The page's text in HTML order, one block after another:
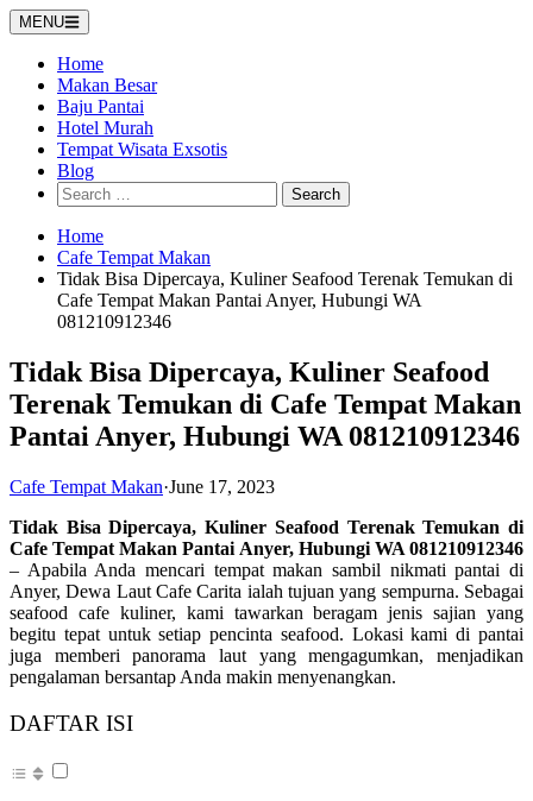
Skip
to
content
MENU
Home
Makan Besar
Baju Pantai
Hotel Murah
Tempat Wisata Exsotis
Blog
Search
for:
Home
Cafe Tempat Makan
Tidak Bisa Dipercaya, Kuliner Seafood Terenak Temukan di
Cafe Tempat Makan Pantai Anyer, Hubungi WA
081210912346
Tidak Bisa Dipercaya, Kuliner Seafood
Terenak Temukan di Cafe Tempat Makan
Pantai Anyer, Hubungi WA 081210912346
Cafe Tempat Makan·June 17, 2023
Tidak Bisa Dipercaya, Kuliner Seafood Terenak Temukan di
Cafe Tempat Makan Pantai Anyer, Hubungi WA 081210912346
– Apabila Anda mencari tempat makan sambil nikmati pantai di
Anyer, Dewa Laut Cafe Carita ialah tujuan yang sempurna. Sebagai
seafood cafe kuliner, kami tawarkan beragam jenis sajian yang
begitu tepat untuk setiap pencinta seafood. Lokasi kami di pantai
juga memberi panorama laut yang mengagumkan, menjadikan
pengalaman bersantap Anda makin menyenangkan.
DAFTAR ISI